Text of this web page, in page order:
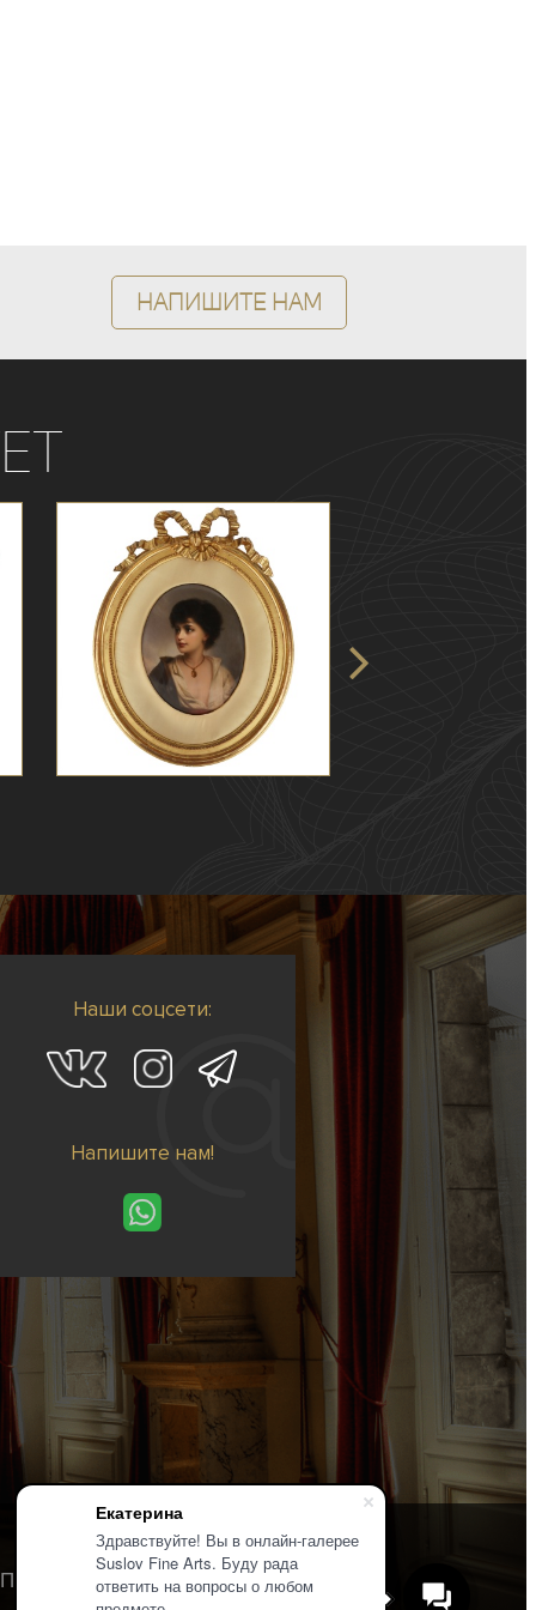
Екатерина
Здравствуйте! Вы в онлайн-галерее
Suslov Fine Arts. Буду рада
ответить на вопросы о любом
Напишите нам
Наши соцсети:
Напишите нам!
Политика конфиденциальности